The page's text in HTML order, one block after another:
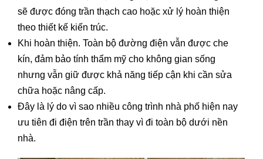
sẽ được đóng trần thạch cao hoặc xử lý hoàn thiện
theo thiết kế kiến trúc.
Khi hoàn thiện. Toàn bộ đường điện vẫn được che
kín, đảm bảo tính thẩm mỹ cho không gian sống
nhưng vẫn giữ được khả năng tiếp cận khi cần sửa
chữa hoặc nâng cấp.
Đây là lý do vì sao nhiều công trình nhà phố hiện nay
ưu tiên đi điện trên trần thay vì đi toàn bộ dưới nền
nhà.